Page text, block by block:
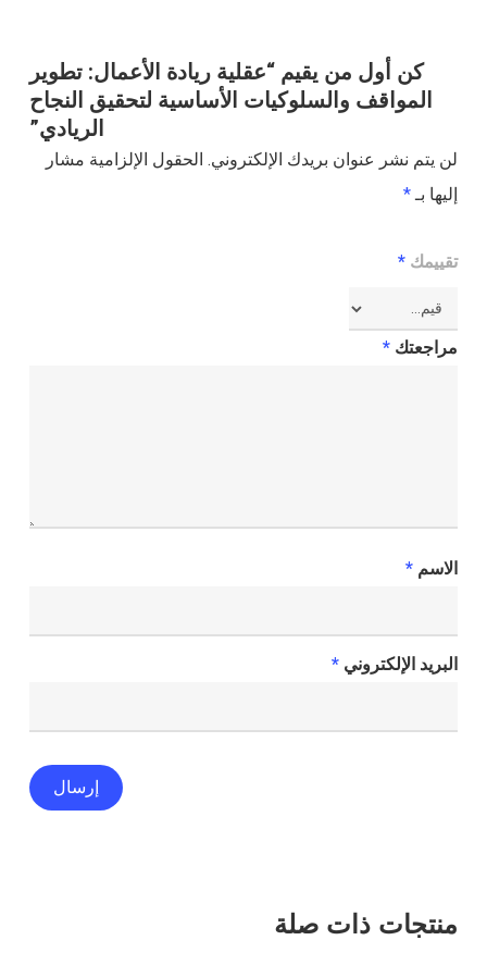
كن أول من يقيم “عقلية ريادة الأعمال: تطوير
المواقف والسلوكيات الأساسية لتحقيق النجاح
الريادي”
لن يتم نشر عنوان بريدك الإلكتروني. الحقول الإلزامية مشار
إليها بـ *
تقييمك *
مراجعتك *
الاسم *
البريد الإلكتروني *
منتجات ذات صلة